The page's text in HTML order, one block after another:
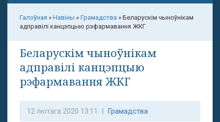
Галоўная » Навіны » Грамадства » Беларускім чыноўнікам
адправілі канцэпцыю рэфармавання ЖКГ
Беларускім чыноўнікам
адправілі канцэпцыю
рэфармавання ЖКГ
12 лютага 2020 13:11 | Грамадства